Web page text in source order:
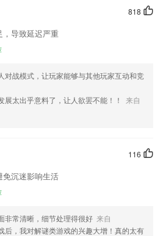
818
导致延迟严重
对战模式，让玩家能够与其他玩家互动和竞
展太出乎意料了，让人欲罢不能！！
来自
116
沉迷影响生活
非常清晰，细节处理得很好 来自
后，我对解谜类游戏的兴趣大增！真的太有